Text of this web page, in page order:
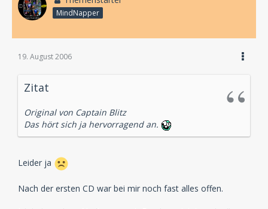
MindNapper
19. August 2006
Zitat
Original von Captain Blitz
Das hört sich ja hervorragend an.
Leider ja
Nach der ersten CD war bei mir noch fast alles offen.